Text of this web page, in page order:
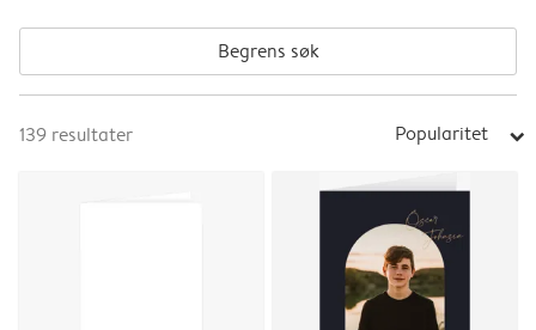
Begrens søk
139 resultater Popularitet arrow_right